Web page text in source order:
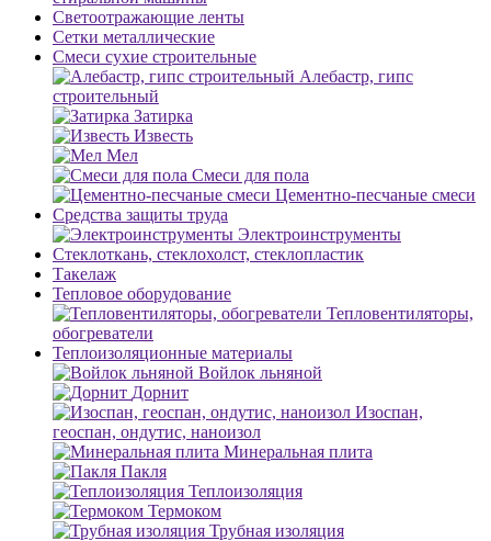
Светоотражающие ленты
Сетки металлические
Смеси сухие строительные
Алебастр, гипс
строительный
Затирка
Известь
Мел
Смеси для пола
Цементно-песчаные смеси
Средства защиты труда
Электроинструменты
Стеклоткань, стеклохолст, стеклопластик
Такелаж
Тепловое оборудование
Тепловентиляторы,
обогреватели
Теплоизоляционные материалы
Войлок льняной
Дорнит
Изоспан,
геоспан, ондутис, наноизол
Минеральная плита
Пакля
Теплоизоляция
Термоком
Трубная изоляция